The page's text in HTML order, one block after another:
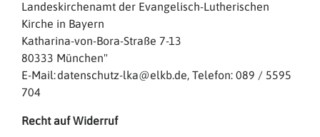
Landeskirchenamt der Evangelisch-Lutherischen
Kirche in Bayern
Katharina-von-Bora-Straße 7-13
80333 München"
E-Mail: datenschutz-lka@elkb.de, Telefon: 089 / 5595
704
Recht auf Widerruf